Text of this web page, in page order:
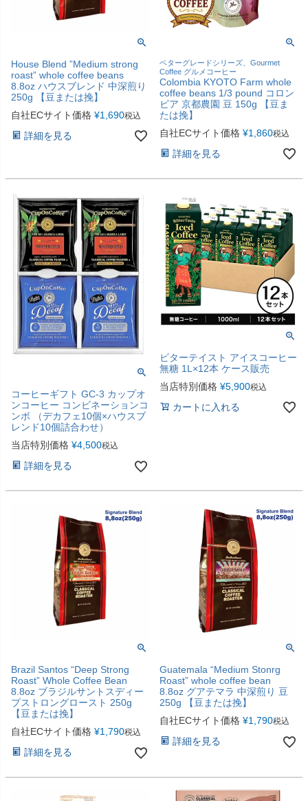
House Blend ”Medium strong
roast” whole coffee beans
8.8oz ハウスブレンド 中深煎り
250g 【豆または挽】
自社ECサイト価格 ¥1,690税込
詳細を見る
ベターグレードシリーズ、Gourmet
Coffee グルメコーヒー
Colombia KYOTO Farm whole
coffee beans 1/3 pound コロン
ビア 京都農園 豆 150g 【豆ま
たは挽】
自社ECサイト価格 ¥1,860税込
詳細を見る
コーヒーギフト GC-3 カップオ
ンコーヒー コンビネーションコ
ンボ （デカフェ10個×ハウスブ
レンド10個詰合わせ）
当店特別価格 ¥4,500税込
詳細を見る
ビターテイスト アイスコーヒー
無糖 1L×12本 ケース販売
当店特別価格 ¥5,900税込
カートに入れる
Brazil Santos “Deep Strong
Roast” Whole Coffee Bean
8.8oz ブラジルサントスディー
プストロングロースト 250g
【豆または挽】
自社ECサイト価格 ¥1,790税込
詳細を見る
Guatemala “Medium Stonrg
Roast” whole coffee bean
8.8oz グアテマラ 中深煎り 豆
250g 【豆または挽】
自社ECサイト価格 ¥1,790税込
詳細を見る